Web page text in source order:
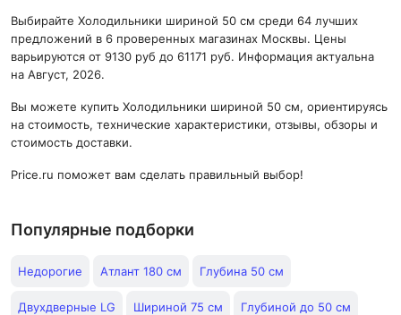
Выбирайте Холодильники шириной 50 см среди 64 лучших
предложений в 6 проверенных магазинах Москвы. Цены
варьируются от 9130 руб до 61171 руб. Информация актуальна
на Август, 2026.
Вы можете купить Холодильники шириной 50 см, ориентируясь
на стоимость, технические характеристики, отзывы, обзоры и
стоимость доставки.
Price.ru поможет вам сделать правильный выбор!
Популярные подборки
Недорогие Атлант 180 см Глубина 50 см
Двухдверные LG Шириной 75 см Глубиной до 50 см